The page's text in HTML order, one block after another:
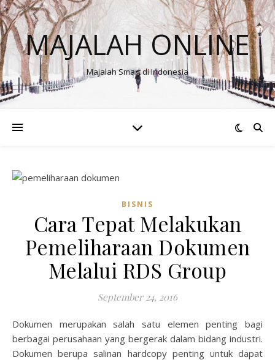
MAJALAH ONLINE
Majalah Smart di Indonesia
BISNIS
Cara Tepat Melakukan
Pemeliharaan Dokumen
Melalui RDS Group
September 24, 2016
Dokumen merupakan salah satu elemen penting bagi
berbagai perusahaan yang bergerak dalam bidang industri.
Dokumen berupa salinan hardcopy penting untuk dapat